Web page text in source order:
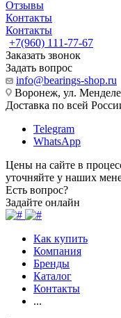
Отзывы
Контакты
Контакты
+7(960) 111-77-67
Заказать звонок
Задать вопрос
info@bearings-shop.ru
Воронеж, ул.
Доставка по всей
Telegram
WhatsApp
Цены на сайте в
уточняйте у наших
Есть вопрос?
Задайте онлайн
Как купить
Компания
Бренды
Каталог
Контакты
...